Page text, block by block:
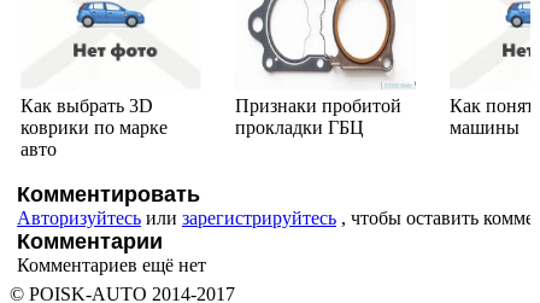
Как выбрать 3D
коврики по марке
авто
Признаки пробитой
прокладки ГБЦ
Как
машины
Комментировать
Авторизуйтесь или зарегистрируйтесь , чтобы оставить
Комментарии
Комментариев ещё нет
© POISK-AUTO 2014-2017